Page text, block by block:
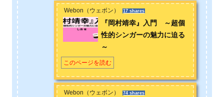
Webon（ウェボン） 17 shares
『岡村靖幸』入門 ～超個
性的シンガーの魅力に迫る
～
このページを読む
Webon（ウェボン） 74 shares